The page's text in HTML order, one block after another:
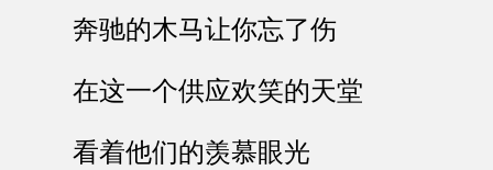
奔驰的木马让你忘了伤
在这一个供应欢笑的天堂
看着他们的羡慕眼光